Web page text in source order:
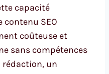
capacité
contenu SEO
coûteuse et
sans compétences
un